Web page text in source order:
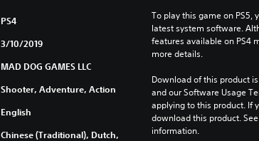
PS4
3/10/2019
MAD DOG GAMES LLC
Shooter, Adventure, Action
English
Chinese (Traditional), Dutch,
To play this game on PS5,
latest system software.
features available on PS4
more details.
Download of this product
and our Software Usage
applying to this product. If
download this product.
information.